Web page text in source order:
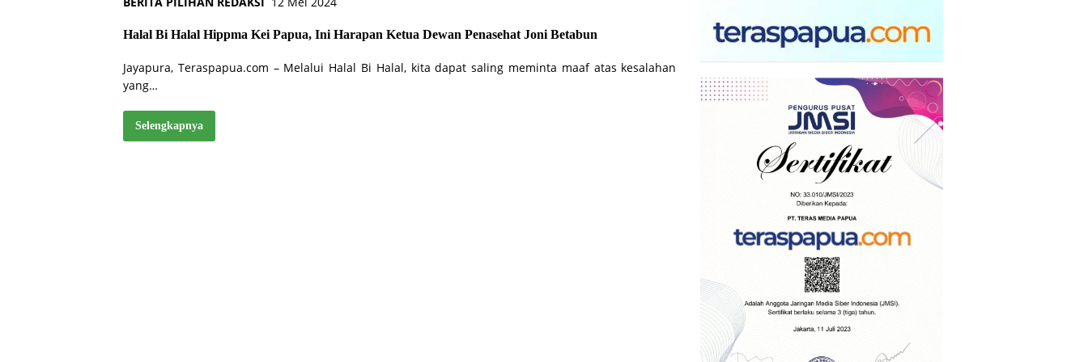
Halal Bi Halal Hippma Kei Papua, Ini Harapan Ketua Dewan Penasehat Joni Betabun
Jayapura, Teraspapua.com – Melalui Halal Bi Halal, kita dapat saling meminta maaf atas kesalahan
yang…
Selengkapnya